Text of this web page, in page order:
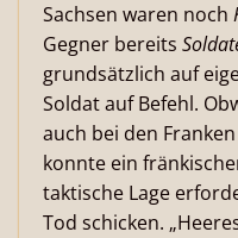
Sachsen waren noch
Gegner bereits
grundsätzlich auf
Soldat auf Befehl.
auch bei den
konnte ein
taktische Lage
Tod schicken.